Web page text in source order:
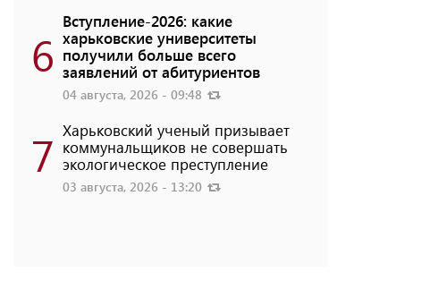
6
Вступление-2026: какие
харьковские университеты
получили больше всего
заявлений от абитуриентов
04 августа, 2026 - 09:48
7 Харьковский ученый призывает
коммунальщиков не совершать
экологическое преступление
03 августа, 2026 - 13:20